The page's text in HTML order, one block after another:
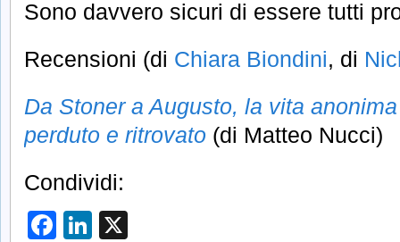
Sono davvero sicuri di essere tutti
Recensioni (di Chiara Biondini, di
Da Stoner a Augusto, la vita
perduto e ritrovato (di Matteo Nucci)
Condividi:
Facebook
LinkedIn